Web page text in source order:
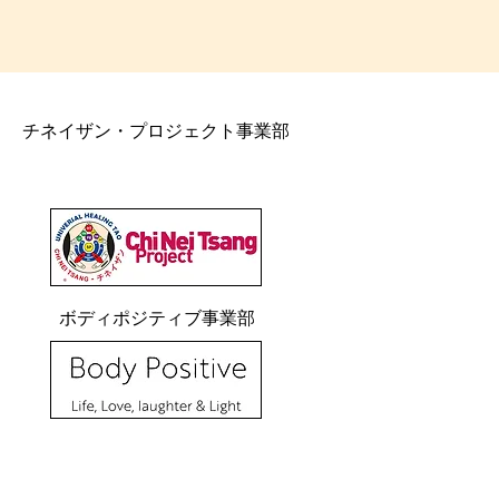
チネイザン・プロジェクト事業部
ボディポジティブ事業部